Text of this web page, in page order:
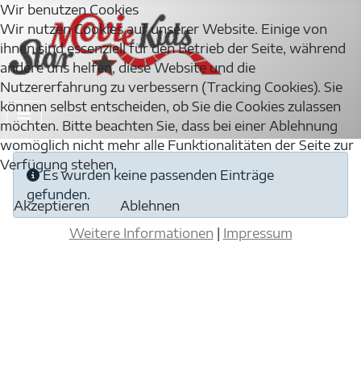
Information
Es wurden keine passenden Einträge
gefunden.
Wir benutzen Cookies
Wir nutzen Cookies auf unserer Website. Einige von
ihnen sind essenziell für den Betrieb der Seite, während
andere uns helfen, diese Website und die
Nutzererfahrung zu verbessern (Tracking Cookies). Sie
können selbst entscheiden, ob Sie die Cookies zulassen
möchten. Bitte beachten Sie, dass bei einer Ablehnung
womöglich nicht mehr alle Funktionalitäten der Seite zur
Verfügung stehen.
Akzeptieren
Ablehnen
Weitere Informationen
Impressum